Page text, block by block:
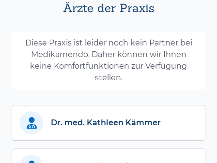
Ärzte der Praxis
Diese Praxis ist leider noch kein Partner bei
Medikamendo. Daher können wir Ihnen
keine Komfortfunktionen zur Verfügung
stellen.
Dr. med. Kathleen Kämmer